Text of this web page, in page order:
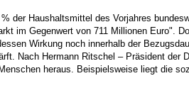
der Haushaltsmittel des Vorjahres
im Gegenwert von 711 Millionen Euro".
Wirkung noch innerhalb der
Nach Hermann Ritschel – Präsident der
heraus. Beispielsweise liegt die